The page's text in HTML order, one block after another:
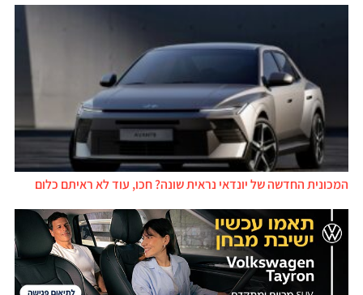
המכונית החדשה של יונדאי נראית שונה? חכו, עוד לא ראיתם כלום